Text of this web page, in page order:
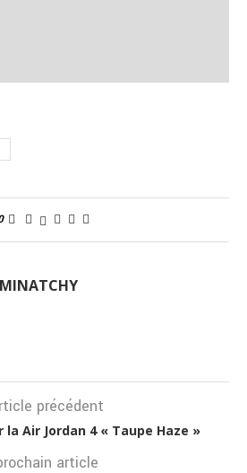
précédent
Air Jordan 4 « Taupe Haze »
article